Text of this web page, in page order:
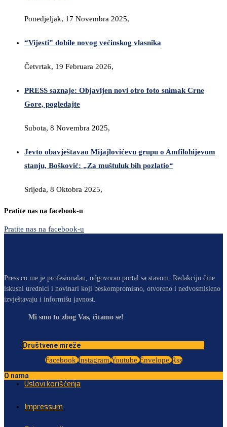
Ponedjeljak, 17 Novembra 2025,
“Vijesti” dobile novog većinskog vlasnika
Četvrtak, 19 Februara 2026,
PRESS saznaje: Objavljen novi otro foto snimak Crne
Gore, pogledajte
Subota, 8 Novembra 2025,
Jevto obavještavao Mijajlovićevu grupu o Amfilohijevom
stanju, Bošković: „Za muštuluk bih pozlatio“
Srijeda, 8 Oktobra 2025,
Pratite nas na facebook-u
Pratite nas na facebook-u
Press.co.me je profesionalan, odgovoran portal sa stavom. Redakciju čine
iskusni urednici i novinari koji beskompromisno, otvoreno i nedvosmisleno
izvještavaju i informišu javnost.
Mi smo tu zbog Vas, čitamo se!
Društvene mreže
Facebook Instagram Youtube Envelope Rss
O nama
Uslovi korišćenja
Impressum